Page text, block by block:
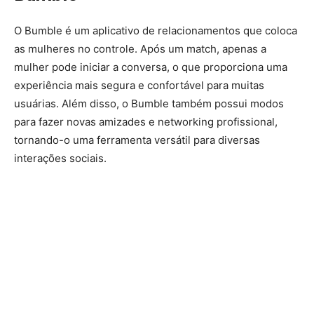
O Bumble é um aplicativo de relacionamentos que coloca
as mulheres no controle. Após um match, apenas a
mulher pode iniciar a conversa, o que proporciona uma
experiência mais segura e confortável para muitas
usuárias. Além disso, o Bumble também possui modos
para fazer novas amizades e networking profissional,
tornando-o uma ferramenta versátil para diversas
interações sociais.